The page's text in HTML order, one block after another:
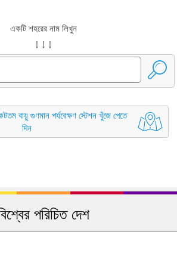
একটি শহরের নাম লিখুন
↓ ↓ ↓
বায়ু গুণমান পর্যবেক্ষণ স্টেশন খুঁজে পেতে
দিন
পরিচিত দেশ